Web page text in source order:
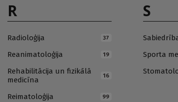
R
Radioloģija 37
Reanimatoloģija 19
Rehabilitācija un fizikālā
medicīna
16
Reimatoloģija 99
S
Sporta